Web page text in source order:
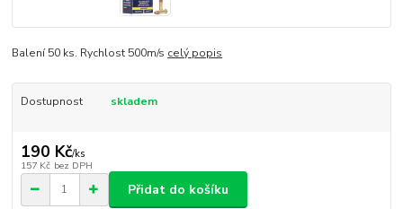
Balení 50 ks. Rychlost 500m/s celý popis
Dostupnost skladem
190 Kč/ks
157 Kč bez DPH
Přidat do košíku